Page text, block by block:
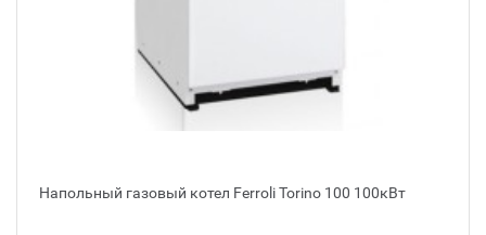
Напольный газовый котел Ferroli Torino 100 100кВт